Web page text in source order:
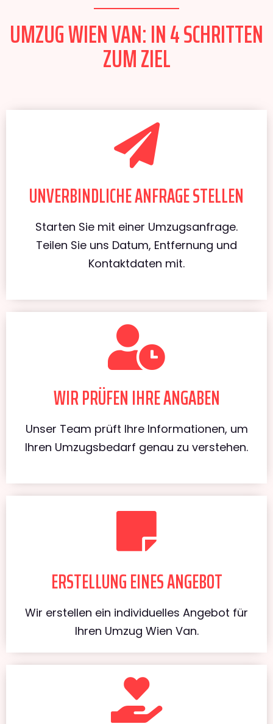
UMZUG WIEN VAN: IN 4 SCHRITTEN
ZUM ZIEL
UNVERBINDLICHE ANFRAGE STELLEN
Starten Sie mit einer Umzugsanfrage.
Teilen Sie uns Datum, Entfernung und
Kontaktdaten mit.
WIR PRÜFEN IHRE ANGABEN
Unser Team prüft Ihre Informationen, um
Ihren Umzugsbedarf genau zu verstehen.
ERSTELLUNG EINES ANGEBOT
Wir erstellen ein individuelles Angebot für
Ihren Umzug Wien Van.